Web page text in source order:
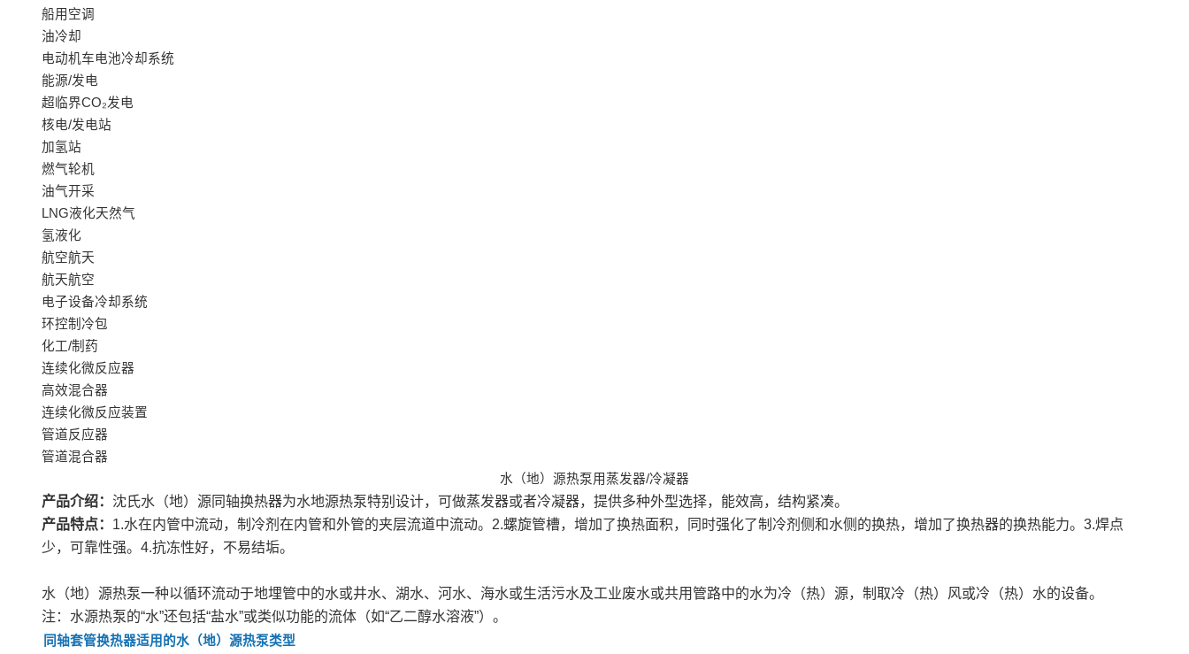
船用空调
油冷却
电动机车电池冷却系统
能源/发电
超临界CO₂发电
核电/发电站
加氢站
燃气轮机
油气开采
LNG液化天然气
氢液化
航空航天
航天航空
电子设备冷却系统
环控制冷包
化工/制药
连续化微反应器
高效混合器
连续化微反应装置
管道反应器
管道混合器
水（地）源热泵用蒸发器/冷凝器
产品介绍： 沈氏水（地）源同轴换热器为水地源热泵特别设计，可做蒸发器或者冷凝器，提供多种外型选择，能效高，结构紧凑。
产品特点： 1.水在内管中流动，制冷剂在内管和外管的夹层流道中流动。2.螺旋管槽，增加了换热面积，同时强化了制冷剂侧和水侧的换热，增加了换热器的换热能力。3.焊点
少，可靠性强。4.抗冻性好，不易结垢。
水（地）源热泵一种以循环流动于地埋管中的水或井水、湖水、河水、海水或生活污水及工业废水或共用管路中的水为冷（热）源，制取冷（热）风或冷（热）水的设备。
注：水源热泵的“水”还包括“盐水”或类似功能的流体（如“乙二醇水溶液”）。
同轴套管换热器适用的水（地）源热泵类型